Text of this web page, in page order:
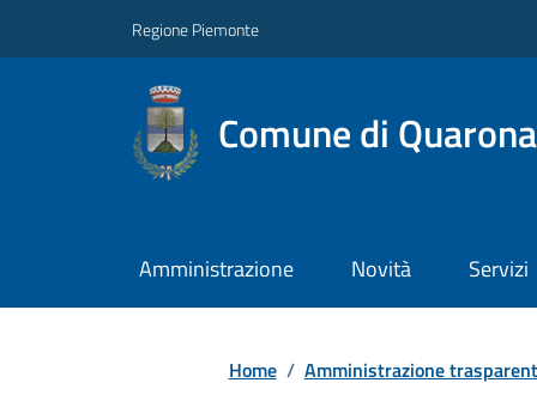
Regione Piemonte
Comune di Quarona
Amministrazione Novità Servizi
Home / Amministrazione